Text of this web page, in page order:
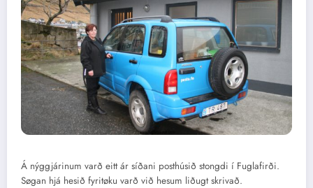
Á nýggjárinum varð eitt ár síðani posthúsið stongdi í Fuglafirði.
Søgan hjá hesið fyritøku varð við hesum liðugt skrivað.